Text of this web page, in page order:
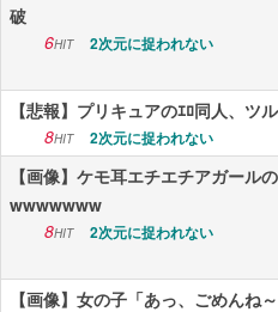
破
6HIT 2次元に捉われない
【悲報】プリキュアのｴﾛ同人、ツ
8HIT 2次元に捉われない
【画像】ケモ耳エチエチアガール
wwwwwww
8HIT 2次元に捉われない
【画像】女の子「あっ、ごめんね